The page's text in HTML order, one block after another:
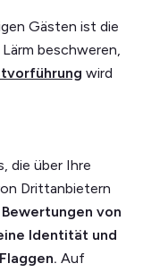
Gästen ist die
beschweren,
wird
die über Ihre
Drittanbietern
von
Identität und
Auf